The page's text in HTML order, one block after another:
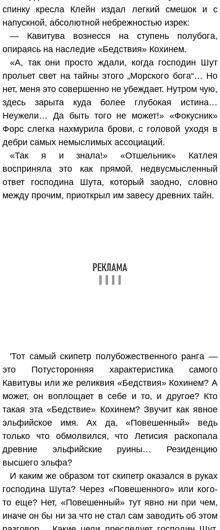
спинку кресла Клейн издал легкий смешок и с
напускной, абсолютной небрежностью изрек:
— Кавитува вознесся на ступень полубога,
опираясь на наследие «Бедствия» Кохинем.
«А, так они просто ждали, когда господин Шут
прольет свет на тайны этого „Морского бога“… Но
нет, меня это совершенно не убеждает. Нутром чую,
здесь зарыта куда более глубокая истина…
Неужели… Да быть того не может!» «Фокусник»
Форс слегка нахмурила брови, с головой уходя в
дебри самых немыслимых ассоциаций.
«Так я и знала!» «Отшельник» Катлея
восприняла это как прямой, недвусмысленный
ответ господина Шута, который заодно, словно
между прочим, приоткрыл им завесу древних тайн.
'Тот самый скипетр полубожественного ранга —
это Потусторонняя характеристика самого
Кавитувы или же реликвия «Бедствия» Кохинем? А
может, он воплощает в себе и то, и другое? Кто
такая эта «Бедствие» Кохинем? Звучит как явное
эльфийское имя. Ах да, «Повешенный» ведь
только что обмолвился, что Летисия раскопала
древние эльфийские руины… Резиденцию
высшего эльфа?
И каким же образом тот скипетр оказался в руках
господина Шута? Через «Повешенного» или кого-
то еще? Нет, «Повешенный» тут явно ни при чем,
иначе он бы ни за что не стал сам заводить об этом